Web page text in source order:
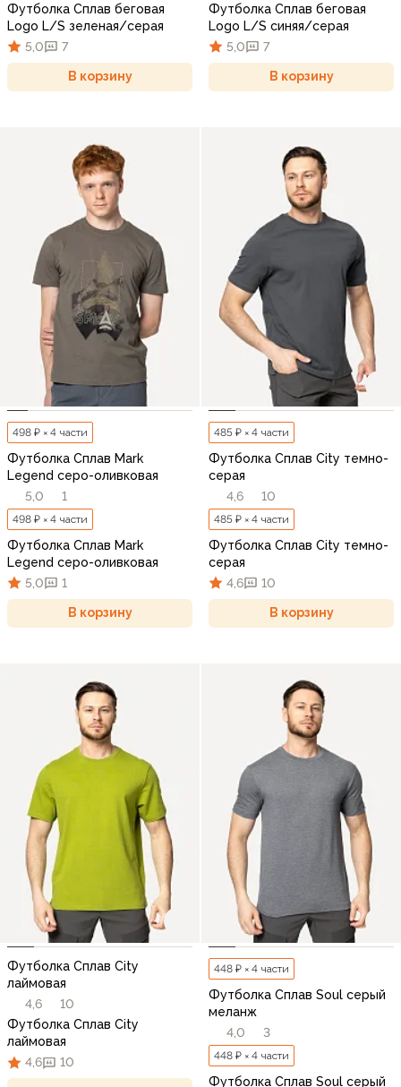
Футболка Сплав беговая
Logo L/S зеленая/серая
5,0
7
В корзину
Футболка Сплав беговая
Logo L/S синяя/серая
5,0
7
В корзину
498 ₽ × 4 части
Футболка Сплав Mark
Legend серо-оливковая
5,0
1
498 ₽ × 4 части
Футболка Сплав Mark
Legend серо-оливковая
5,0
1
В корзину
485 ₽ × 4 части
Футболка Сплав City темно-
серая
4,6
10
485 ₽ × 4 части
Футболка Сплав City темно-
серая
4,6
10
В корзину
Футболка Сплав City
лаймовая
4,6
10
Футболка Сплав City
лаймовая
4,6
10
448 ₽ × 4 части
Футболка Сплав Soul серый
меланж
4,0
3
448 ₽ × 4 части
Футболка Сплав Soul серый